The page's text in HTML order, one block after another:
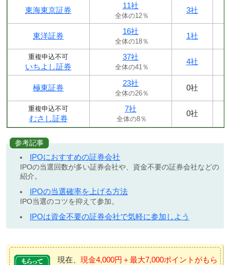
東海東京証券
11社
全体の12％
3社
東洋証券
16社
全体の18％
1社
重複申込不可
いちよし証券
37社
全体の41％
4社
極東証券
23社
全体の26％
0社
重複申込不可
むさし証券
7社
全体の8％
0社
参考記事
IPOにおすすめの証券会社
IPOの当選回数が多い証券会社や、資金不要の証券会社などの
紹介。
IPOの当選確率を上げる方法
IPO当選のコツを抑えて参加。
IPOは資金不要の証券会社で気軽に参加しよう
現在、 現金4,000円＋最大7,000ポイントがもら